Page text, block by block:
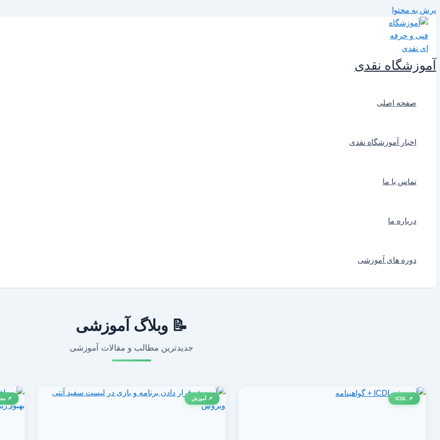
پرش به محتوا
آموزشگاه نقدی
صفحه اصلی
اخبار آموزشگاه نقدی
تماس با ما
درباره ما
دوره های آموزشی
📝 وبلاگ آموزشی
جدیدترین مطالب و مقالات آموزشی
📌 ICDL 📌 آموزش 📌